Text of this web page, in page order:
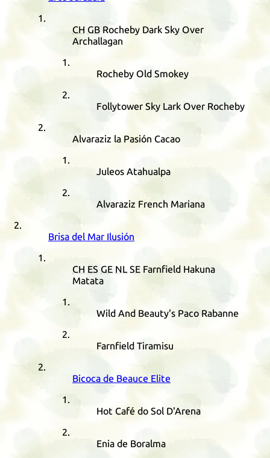
CH GB Rocheby Dark Sky Over
Archallagan
Rocheby Old Smokey
Follytower Sky Lark Over Rocheby
Alvaraziz la Pasión Cacao
Juleos Atahualpa
Alvaraziz French Mariana
Brisa del Mar Ilusión
CH ES GE NL SE Farnfield Hakuna
Matata
Wild And Beauty's Paco Rabanne
Farnfield Tiramisu
Bicoca de Beauce Elite
Hot Café do Sol D'Arena
Enia de Boralma